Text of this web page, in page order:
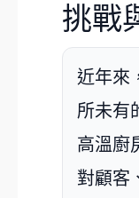
挑戰
近年來
所未有
高溫廚
對顧客